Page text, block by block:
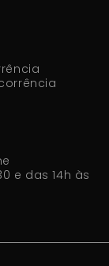
e das 14h às